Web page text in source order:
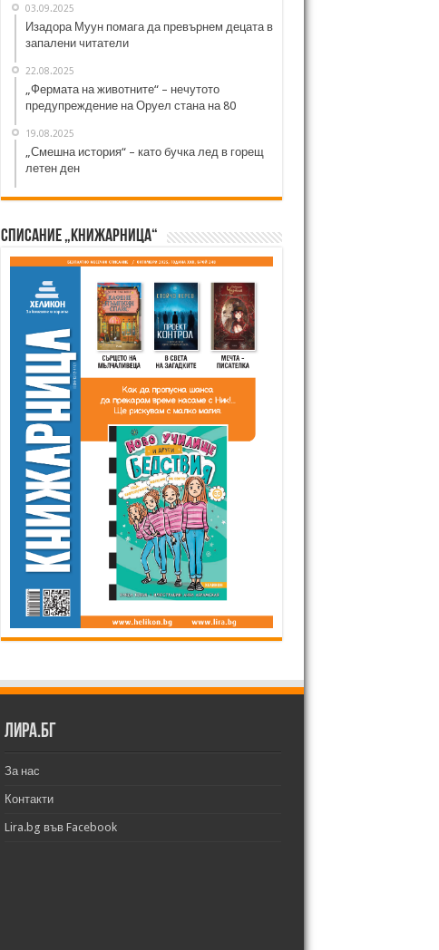
03.09.2025
Изадора Муун помага да превърнем децата в
запалени читатели
22.08.2025
„Фермата на животните“ – нечутото
предупреждение на Оруел стана на 80
19.08.2025
„Смешна история“ – като бучка лед в горещ
летен ден
Списание „Книжарница“
Лира.бг
За нас
Контакти
Lira.bg във Facebook